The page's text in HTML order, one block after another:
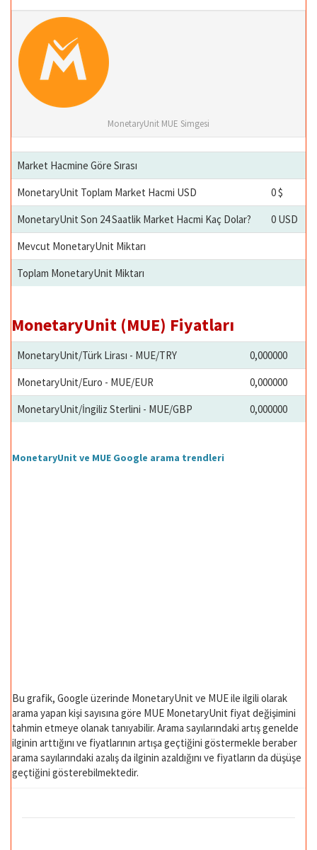
MonetaryUnit MUE Simgesi
Market Hacmine Göre Sırası
MonetaryUnit Toplam Market Hacmi USD
0 $
MonetaryUnit Son 24 Saatlik Market Hacmi Kaç Dolar?
0 USD
Mevcut MonetaryUnit Miktarı
Toplam MonetaryUnit Miktarı
MonetaryUnit (MUE) Fiyatları
MonetaryUnit/Türk Lirası - MUE/TRY
0,000000
MonetaryUnit/Euro - MUE/EUR
0,000000
MonetaryUnit/İngiliz Sterlini - MUE/GBP
0,000000
MonetaryUnit ve MUE Google arama trendleri
Bu grafik, Google üzerinde MonetaryUnit ve MUE ile ilgili olarak
arama yapan kişi sayısına göre MUE MonetaryUnit fiyat değişimini
tahmin etmeye olanak tanıyabilir. Arama sayılarındaki artış genelde
ilginin arttığını ve fiyatlarının artışa geçtiğini göstermekle beraber
arama sayılarındaki azalış da ilginin azaldığını ve fiyatların da düşüşe
geçtiğini gösterebilmektedir.